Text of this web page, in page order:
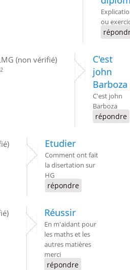
ou
(non vérifié)
C'est
john
Barboza
C'est john
Barboza
répondre
Etudier
Comment ont fait
la disertation sur
HG
répondre
Réussir
En m'aidant pour
les maths et les
autres matières
merci
répondre